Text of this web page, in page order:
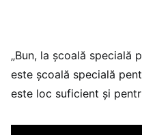
„Bun, la școală specială
este școală specială
este loc suficient și